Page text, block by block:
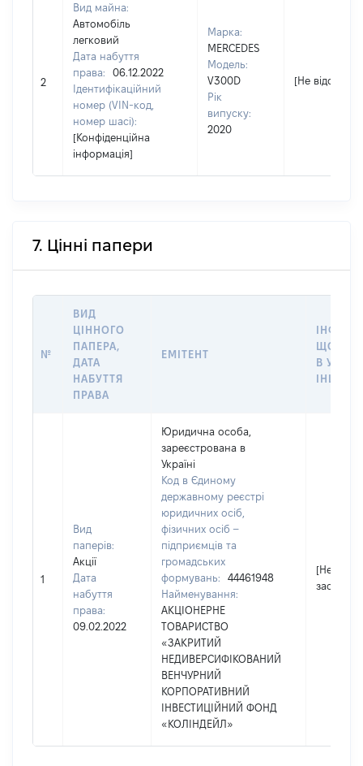
2
Вид майна:
Автомобіль
легковий
Дата набуття
права:
06.12.2022
Ідентифікаційний
номер (VIN-код,
номер шасі):
[Конфіденційна
інформація]
Марка:
MERCEDES
Модель:
V300D
Рік
випуску:
2020
[Не відомо]
7. Цінні папери
№
ВИД
ЦІННОГО
ПАПЕРА,
ДАТА
НАБУТТЯ
ПРАВА
ЕМІТЕНТ
ЩОДО
В
ІНШІЙ
1
Вид
паперів:
Акції
Дата
набуття
права:
09.02.2022
Юридична особа,
зареєстрована в
Україні
Код в Єдиному
державному реєстрі
юридичних осіб,
фізичних осіб –
підприємців та
громадських
формувань:
44461948
Найменування:
АКЦІОНЕРНЕ
ТОВАРИСТВО
«ЗАКРИТИЙ
НЕДИВЕРСИФІКОВАНИЙ
ВЕНЧУРНИЙ
КОРПОРАТИВНИЙ
ІНВЕСТИЦІЙНИЙ ФОНД
«КОЛІНДЕЙЛ»
[Не